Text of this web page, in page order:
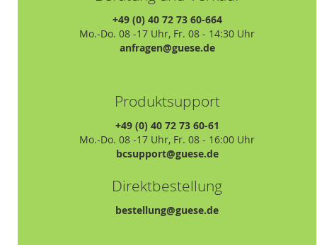
+49 (0) 40 72 73 60-664
Mo.-Do. 08 -17 Uhr, Fr. 08 - 14:30 Uhr
anfragen@guese.de
Produktsupport
+49 (0) 40 72 73 60-61
Mo.-Do. 08 -17 Uhr, Fr. 08 - 16:00 Uhr
bcsupport@guese.de
Direktbestellung
bestellung@guese.de